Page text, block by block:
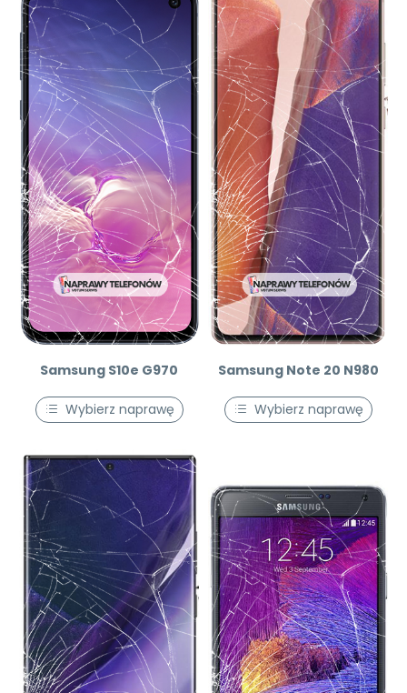
Samsung S10e G970
Wybierz naprawę
Samsung Note 20 N980
Wybierz naprawę